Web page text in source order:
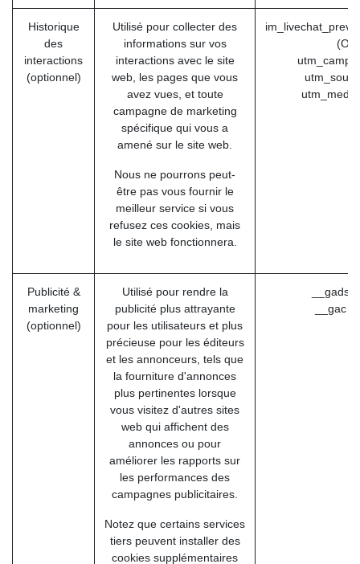
Historique
des
interactions
(optionnel)
Utilisé pour collecter des
informations sur vos
interactions avec le site
web, les pages que vous
avez vues, et toute
campagne de marketing
spécifique qui vous a
amené sur le site web.
Nous ne pourrons peut-
être pas vous fournir le
meilleur service si vous
refusez ces cookies, mais
le site web fonctionnera.
Publicité &
marketing
(optionnel)
Utilisé pour rendre la
publicité plus attrayante
pour les utilisateurs et plus
précieuse pour les éditeurs
et les annonceurs, tels que
la fourniture d'annonces
plus pertinentes lorsque
vous visitez d'autres sites
web qui affichent des
annonces ou pour
améliorer les rapports sur
les performances des
campagnes publicitaires.
Notez que certains services
tiers peuvent installer des
cookies supplémentaires
__gads
__gac